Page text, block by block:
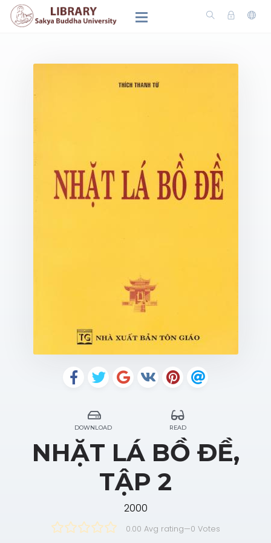
DOWNLOAD READ
NHẶT LÁ BỒ ĐỀ,
TẬP 2
2000
0.00 Avg rating—0 Votes